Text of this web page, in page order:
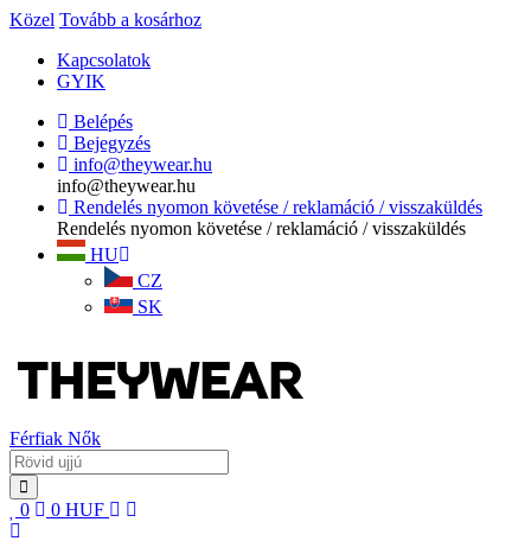
Közel Tovább a kosárhoz
Kapcsolatok
GYIK
Belépés
Bejegyzés
info@theywear.hu
info@theywear.hu
Rendelés nyomon követése / reklamáció / visszaküldés
Rendelés nyomon követése / reklamáció / visszaküldés
HU
CZ
SK
Férfiak Nők
0 0 HUF